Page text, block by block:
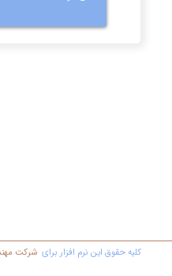
کليه حقوق اين نرم افزار برای شرکت